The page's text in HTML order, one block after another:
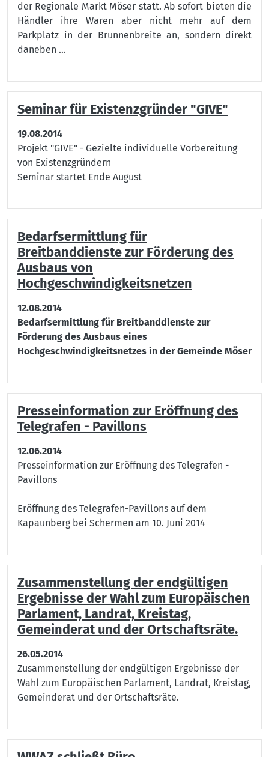
der Regionale Markt Möser statt. Ab sofort bieten die
Händler ihre Waren aber nicht mehr auf dem
Parkplatz in der Brunnenbreite an, sondern direkt
daneben ...
Seminar für Existenzgründer "GIVE"
19.08.2014
Projekt "GIVE" - Gezielte individuelle Vorbereitung
von Existenzgründern
Seminar startet Ende August
Bedarfsermittlung für
Breitbanddienste zur Förderung des
Ausbaus von
Hochgeschwindigkeitsnetzen
12.08.2014
Bedarfsermittlung für Breitbanddienste zur
Förderung des Ausbaus eines
Hochgeschwindigkeitsnetzes in der Gemeinde Möser
Presseinformation zur Eröffnung des
Telegrafen - Pavillons
12.06.2014
Presseinformation zur Eröffnung des Telegrafen -
Pavillons
Eröffnung des Telegrafen-Pavillons auf dem
Kapaunberg bei Schermen am 10. Juni 2014
Zusammenstellung der endgültigen
Ergebnisse der Wahl zum Europäischen
Parlament, Landrat, Kreistag,
Gemeinderat und der Ortschaftsräte.
26.05.2014
Zusammenstellung der endgültigen Ergebnisse der
Wahl zum Europäischen Parlament, Landrat, Kreistag,
Gemeinderat und der Ortschaftsräte.